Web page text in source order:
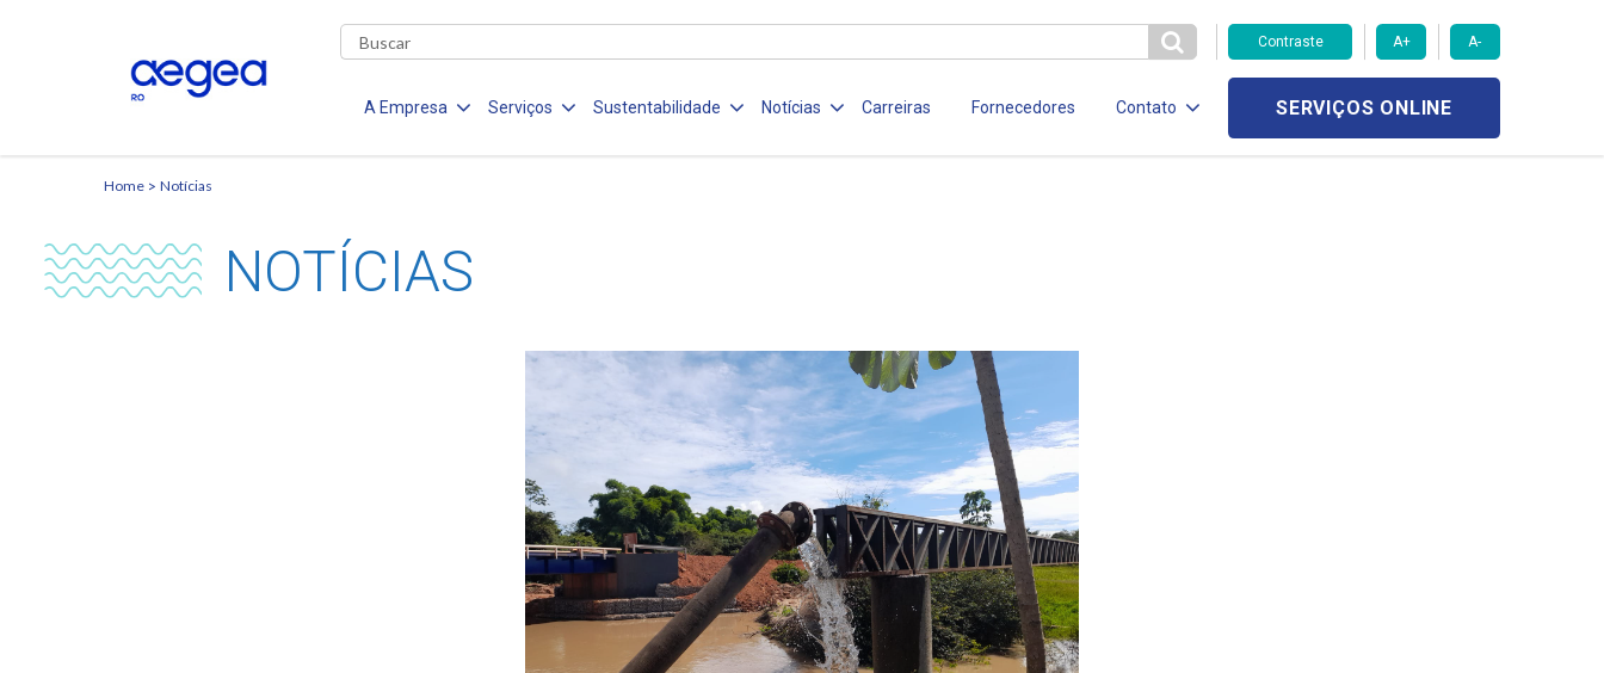
Contraste A+ A-
A Empresa Serviços Sustentabilidade Notícias Carreiras Fornecedores Contato SERVIÇOS ONLINE
Home Notícias
NOTÍCIAS